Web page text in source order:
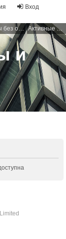
Вход
Темы без ответов Активные темы
и